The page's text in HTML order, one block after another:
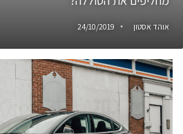
אוהד אסטון 24/10/2019